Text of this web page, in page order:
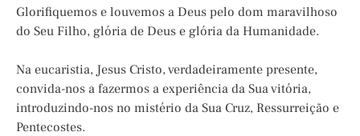
Glorifiquemos e louvemos a Deus pelo dom maravilhoso
do Seu Filho, glória de Deus e glória da Humanidade.
Na eucaristia, Jesus Cristo, verdadeiramente presente,
convida-nos a fazermos a experiência da Sua vitória,
introduzindo-nos no mistério da Sua Cruz, Ressurreição e
Pentecostes.